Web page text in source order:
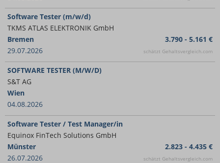
Software Tester (m/w/d)
TKMS ATLAS ELEKTRONIK GmbH
Bremen
29.07.2026
3.790 - 5.161 €
schätzt Gehaltsvergleich.com
SOFTWARE TESTER (M/W/D)
S&T AG
Wien
04.08.2026
Software Tester / Test Manager/in
Equinox FinTech Solutions GmbH
Münster
26.07.2026
2.823 - 4.435 €
schätzt Gehaltsvergleich.com